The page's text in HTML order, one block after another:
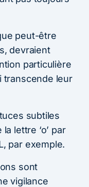
peut-être
devraient
particulière
transcende leur
subtiles
lettre ‘o’ par
par exemple.
sont
vigilance